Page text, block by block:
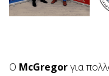
Ο McGregorγια